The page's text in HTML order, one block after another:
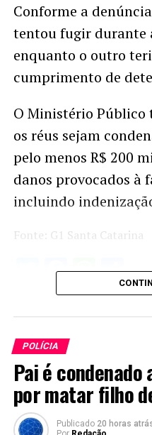
Conforme a
tentou fugir durante
enquanto o outro
cumprimento de
O Ministério
os réus sejam
pelo menos R$ 200
danos provocados à
incluindo
Fonte: G1 Santa Catarina
Twitter
POLÍCIA
Pai é
por matar filho
Publicado 20 horas